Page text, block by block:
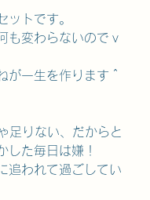
ットです。
も変わらないのでｖ
が一生を作ります＾
足りない、だからと
した毎日は嫌！
追われて過ごしてい